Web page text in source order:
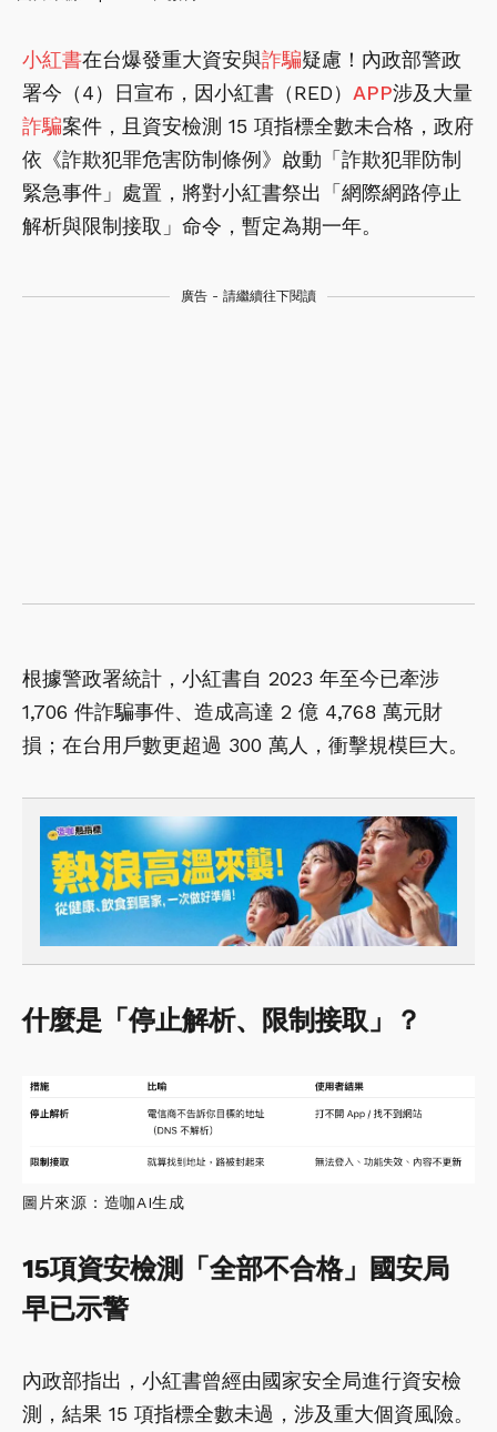
小紅書在台爆發重大資安與詐騙疑慮！內政部警政
署今（4）日宣布，因小紅書（RED） APP涉及大量
詐騙案件，且資安檢測 15 項指標全數未合格，政府
依《詐欺犯罪危害防制條例》啟動「詐欺犯罪防制
緊急事件」處置，將對小紅書祭出「網際網路停止
解析與限制接取」命令，暫定為期一年。
廣告 - 請繼續往下閱讀
根據警政署統計，小紅書自 2023 年至今已牽涉
1,706 件詐騙事件、造成高達 2 億 4,768 萬元財
損；在台用戶數更超過 300 萬人，衝擊規模巨大。
什麼是「停止解析、限制接取」？
圖片來源：造咖AI生成
15項資安檢測「全部不合格」國安局
早已示警
內政部指出，小紅書曾經由國家安全局進行資安檢
測，結果 15 項指標全數未過，涉及重大個資風險。